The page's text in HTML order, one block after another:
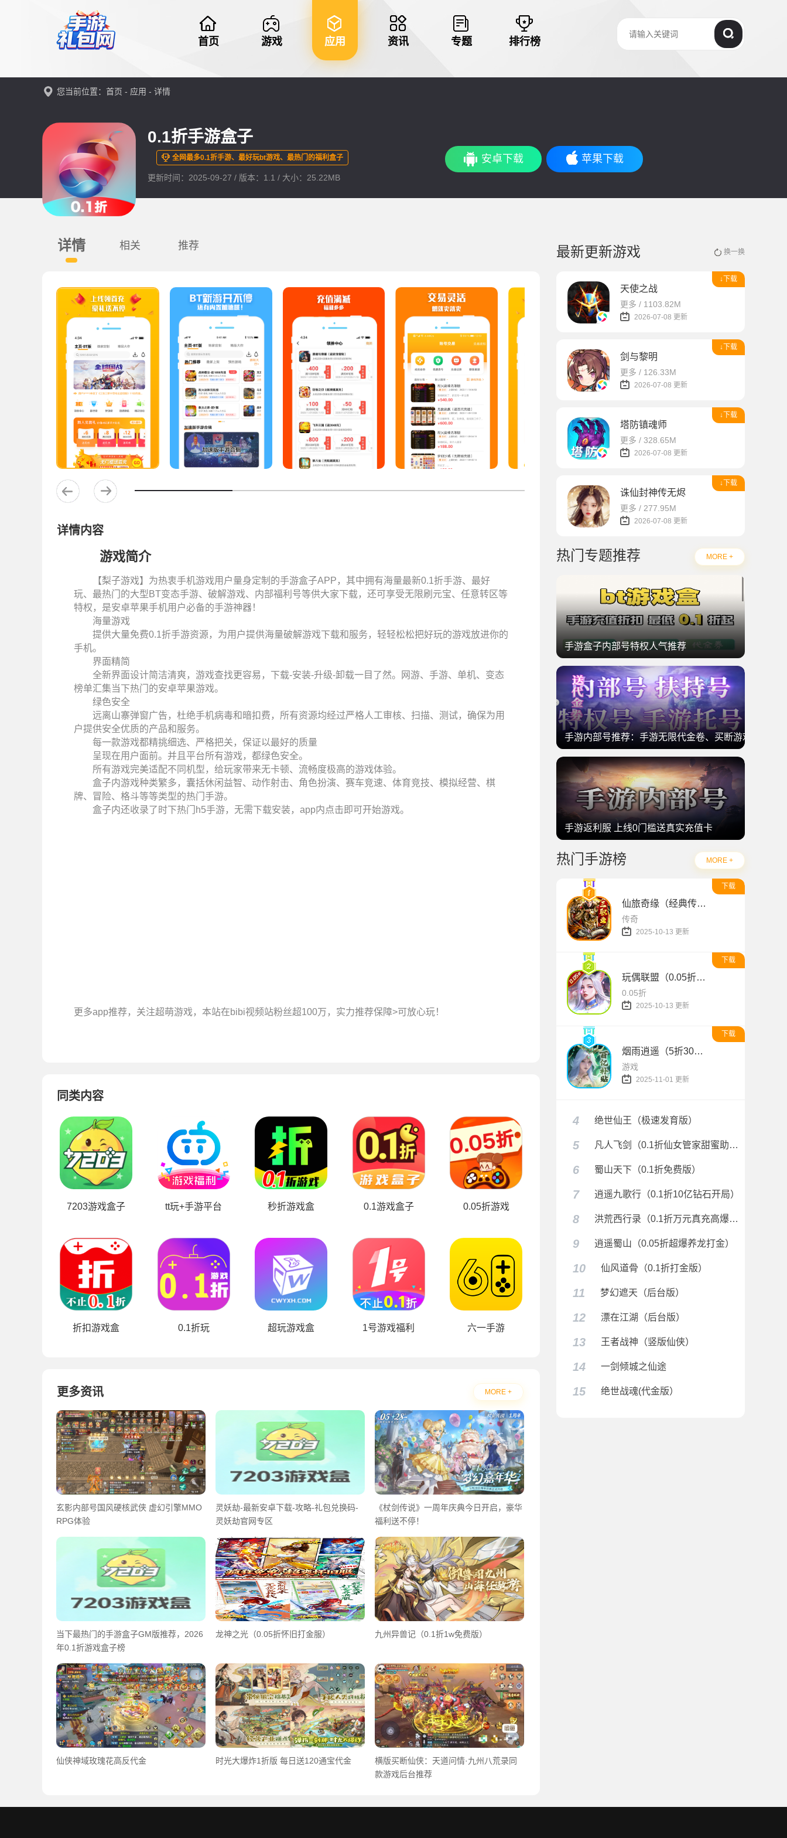
首页 游戏 应用 资讯 专题 排行榜
您当前位置： 首页 - 应用 - 详情
0.1折手游盒子
全网最多0.1折手游、最好玩bt游戏、最热门的福利盒子
更新时间：2025-09-27 / 版本：1.1 / 大小：25.22MB
安卓下载 苹果下载
详情 相关 推荐
详情内容
游戏简介
【梨子游戏】为热衷手机游戏用户量身定制的手游盒子APP，其中拥有海量最新0.1折手游、最好
玩、最热门的大型BT变态手游、破解游戏、内部福利号等供大家下载，还可享受无限刷元宝、任意转区等
特权，是安卓苹果手机用户必备的手游神器！
海量游戏
提供大量免费0.1折手游资源，为用户提供海量破解游戏下载和服务，轻轻松松把好玩的游戏放进你的
手机。
界面精简
全新界面设计简洁清爽，游戏查找更容易，下载-安装-升级-卸载一目了然。网游、手游、单机、变态
榜单汇集当下热门的安卓苹果游戏。
绿色安全
远离山寨弹窗广告，杜绝手机病毒和暗扣费，所有资源均经过严格人工审核、扫描、测试，确保为用
户提供安全优质的产品和服务。
每一款游戏都精挑细选、严格把关，保证以最好的质量
呈现在用户面前。并且平台所有游戏，都绿色安全。
所有游戏完美适配不同机型，给玩家带来无卡顿、流畅度极高的游戏体验。
盒子内游戏种类繁多，囊括休闲益智、动作射击、角色扮演、赛车竞速、体育竞技、模拟经营、棋
牌、冒险、格斗等等类型的热门手游。
盒子内还收录了时下热门h5手游，无需下载安装，app内点击即可开始游戏。
更多app推荐，关注超萌游戏，本站在bibi视频站粉丝超100万，实力推荐保障>可放心玩！
同类内容
7203游戏盒子 tt玩+手游平台 秒折游戏盒 0.1游戏盒子 0.05折游戏
折扣游戏盒 0.1折玩 超玩游戏盒 1号游戏福利 六一手游
更多资讯 MORE +
玄影内部号国风硬核武侠 虚幻引擎MMO
RPG体验
灵妖劫-最新安卓下载-攻略-礼包兑换码-
灵妖劫官网专区
《杖剑传说》一周年庆典今日开启，豪华
福利送不停！
当下最热门的手游盒子GM版推荐，2026
年0.1折游戏盒子榜
龙神之光（0.05折怀旧打金服） 九州异兽记（0.1折1w免费版）
仙侠神域玫瑰花高反代金 时光大爆炸1折版 每日送120通宝代金
横版买断仙侠：天道问情·九州八荒录同
款游戏后台推荐
最新更新游戏 换一换
↓下载
天使之战
更多 / 1103.82M
2026-07-08 更新
↓下载
剑与黎明
更多 / 126.33M
2026-07-08 更新
↓下载
塔防镇魂师
更多 / 328.65M
2026-07-08 更新
↓下载
诛仙封神传无烬
更多 / 277.95M
2026-07-08 更新
热门专题推荐 MORE +
手游盒子内部号特权人气推荐
手游内部号推荐：手游无限代金卷、买断游戏
手游返利服 上线0门槛送真实充值卡
热门手游榜 MORE +
下载
仙旅奇缘（经典传奇三职业）
传奇
2025-10-13 更新
下载
玩偶联盟（0.05折开局领SR侍神）
0.05折
2025-10-13 更新
下载
烟雨逍遥（5折30倍返利版）
游戏
2025-11-01 更新
4 绝世仙王（极速发育版）
5 凡人飞剑（0.1折仙女管家甜蜜助阵）
6 蜀山天下（0.1折免费版）
7 逍遥九歌行（0.1折10亿钻石开局）
8 洪荒西行录（0.1折万元真充高爆版）
9 逍遥蜀山（0.05折超爆养龙打金）
10 仙风道骨（0.1折打金版）
11 梦幻遮天（后台版）
12 漂在江湖（后台版）
13 王者战神（竖版仙侠）
14 一剑倾城之仙途
15 绝世战魂(代金版）